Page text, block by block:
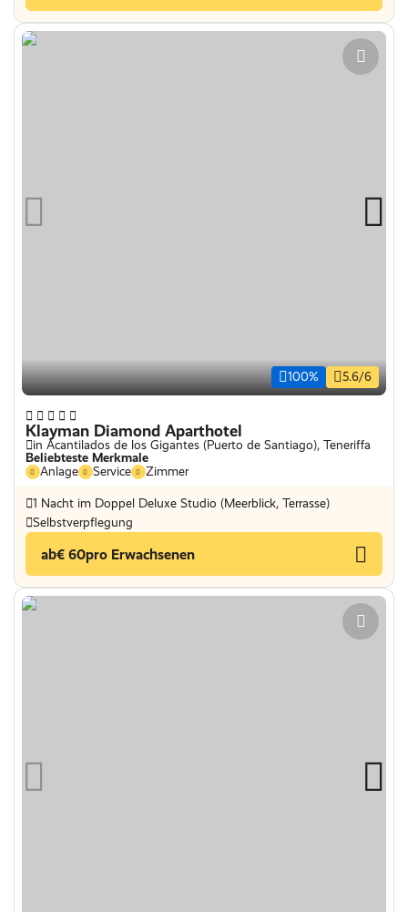
100% 5.6/6
Klayman Diamond Aparthotel
in Acantilados de los Gigantes (Puerto de Santiago), Teneriffa
Beliebteste Merkmale
Anlage
Service Zimmer
1 Nacht im Doppel Deluxe Studio (Meerblick, Terrasse)
Selbstverpflegung
ab€ 60pro Erwachsenen